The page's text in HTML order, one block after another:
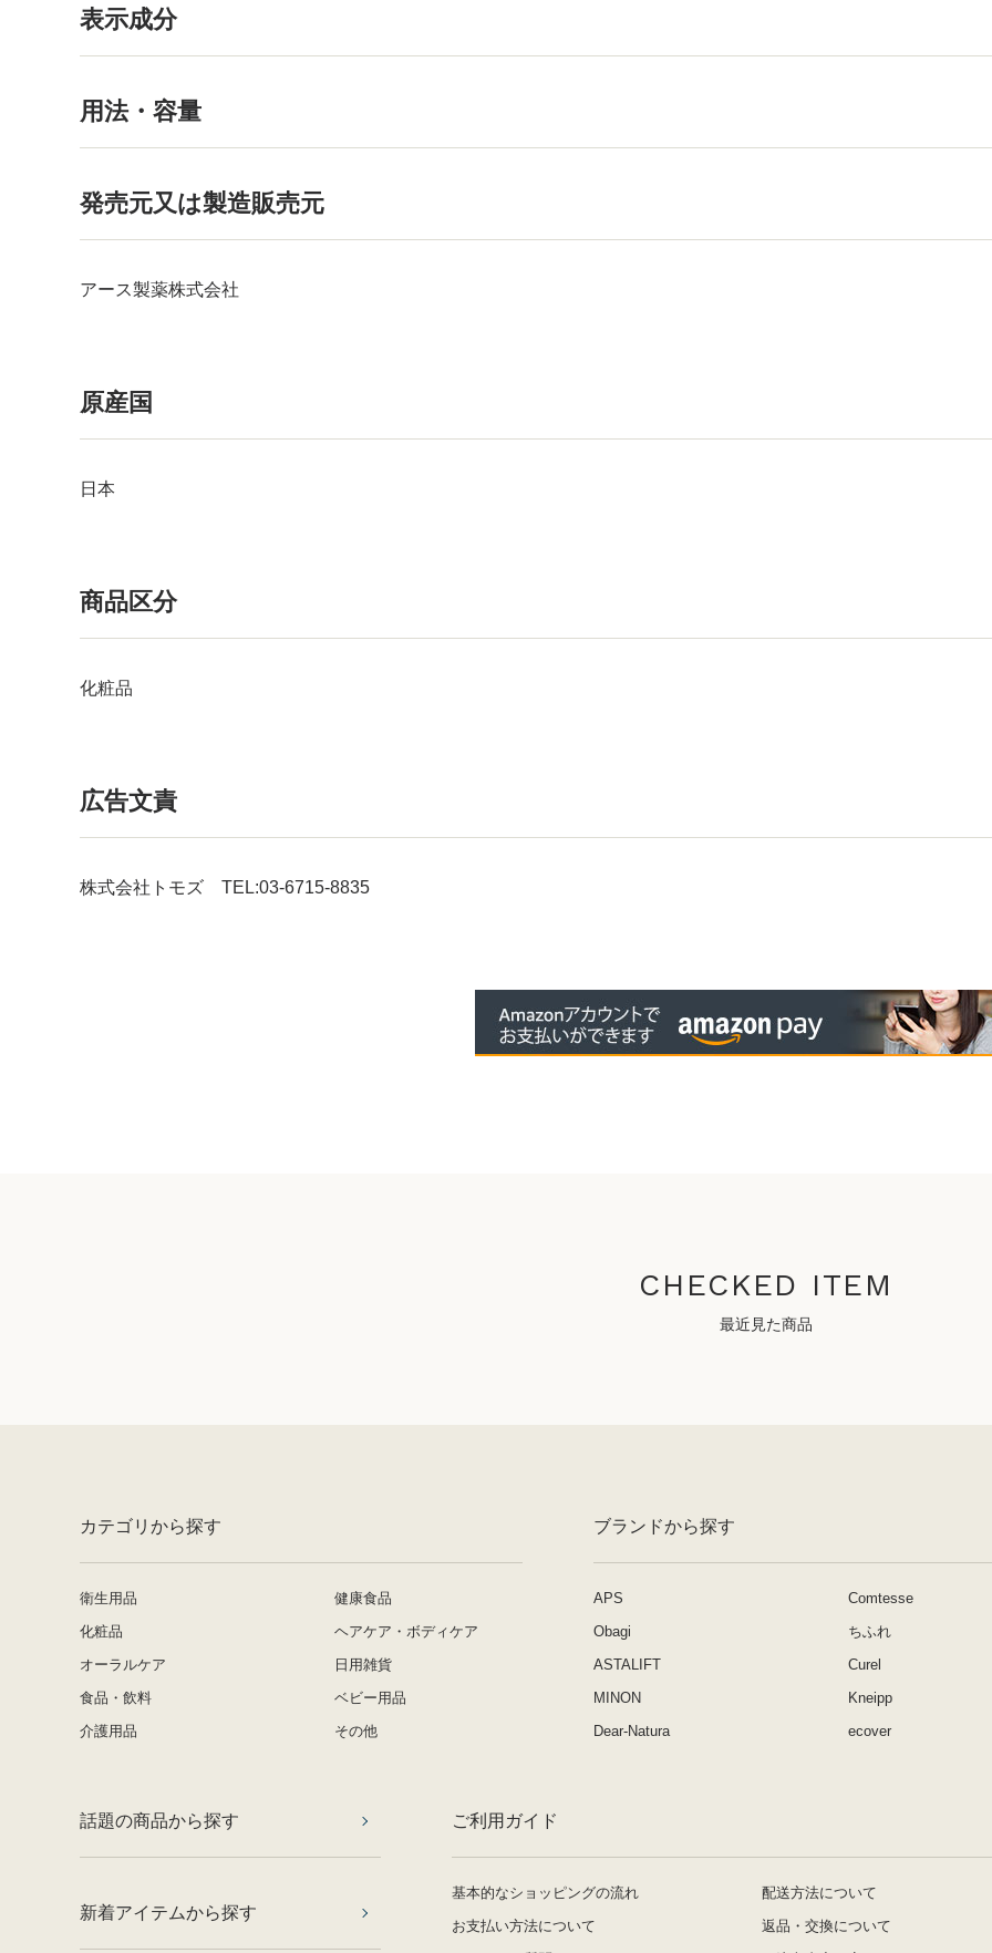
表示成分
用法・容量
発売元又は製造販売元
アース製薬株式会社
原産国
日本
商品区分
化粧品
広告文責
株式会社トモズ TEL:03-6715-8835
CHECKED ITEM
最近見た商品
カテゴリから探す
衛生用品
健康食品
化粧品
ヘアケア・ボディケア
オーラルケア
日用雑貨
食品・飲料
ベビー用品
介護用品
その他
ブランドから探す
APS
Comtesse
Obagi
ちふれ
ASTALIFT
Curel
MINON
Kneipp
Dear-Natura
ecover
話題の商品から探す
新着アイテムから探す
ご利用ガイド
基本的なショッピングの流れ
配送方法について
お支払い方法について
返品・交換について